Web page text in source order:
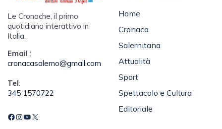
Le Cronache, il primo
quotidiano interattivo in
Italia.
cronacasalerno@gmail.com
345 1570722
Cronaca
Salernitana
Attualità
Sport
Spettacolo e Cultura
Editoriale